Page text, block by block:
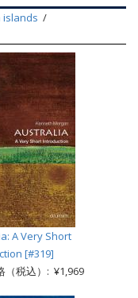
islands
A Very Short
[#319]
（税込）: ¥1,969